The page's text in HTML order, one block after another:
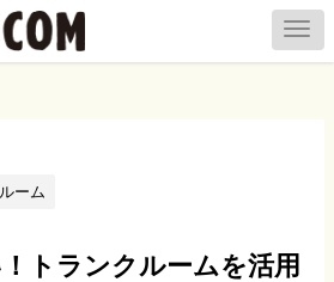
ーム
トランクルームを活用